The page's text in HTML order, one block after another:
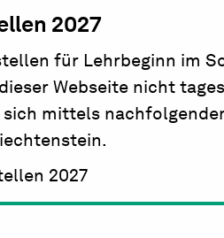
2027
für Lehrbeginn im
Webseite nicht
mittels
2027